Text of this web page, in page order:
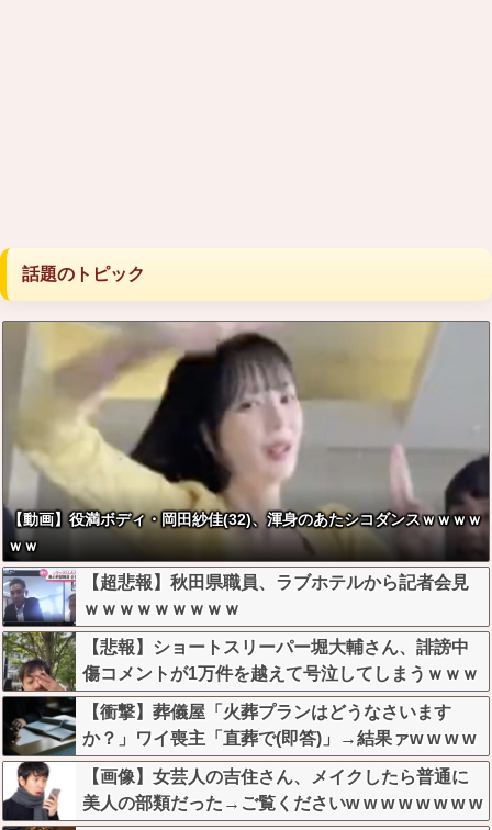
話題のトピック
【動画】役満ボディ・岡田紗佳(32)、渾身のあたシコダンスｗｗｗｗ
ｗｗ
【超悲報】秋田県職員、ラブホテルから記者会見
ｗｗｗｗｗｗｗｗｗ
【悲報】ショートスリーパー堀大輔さん、誹謗中
傷コメントが1万件を越えて号泣してしまうｗｗｗ
ｗｗ
【衝撃】葬儀屋「火葬プランはどうなさいます
か？」ワイ喪主「直葬で(即答)」→結果ァw w w w
w w w w w w
【画像】女芸人の吉住さん、メイクしたら普通に
美人の部類だった→ご覧くださいw w w w w w w w